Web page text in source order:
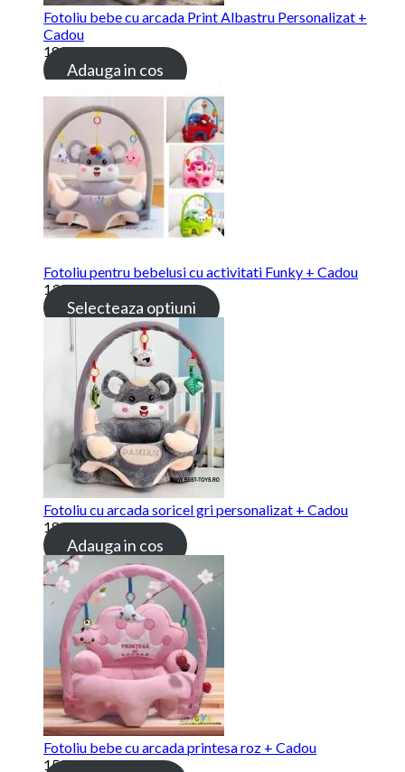
Fotoliu bebe cu arcada Print Albastru Personalizat +
Cadou
189.00lei
Adauga in cos
Fotoliu pentru bebelusi cu activitati Funky + Cadou
139.00lei
Selecteaza optiuni
Fotoliu cu arcada soricel gri personalizat + Cadou
189.00lei
Adauga in cos
Fotoliu bebe cu arcada printesa roz + Cadou
159.00lei